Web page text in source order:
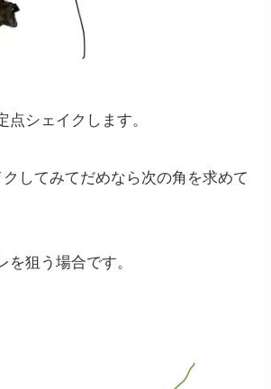
点シェイクします。
してみてだめなら次の角を求めて
を狙う場合です。